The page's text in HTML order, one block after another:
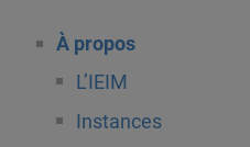
À propos
L’IEIM
Instances